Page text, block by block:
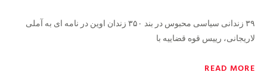
۳۹ زندانی سیاسی محبوس در بند ۳۵۰ زندان اوین در نامه ای به آملی
لاریجانی، رییس قوه قضاییه با
READ MORE